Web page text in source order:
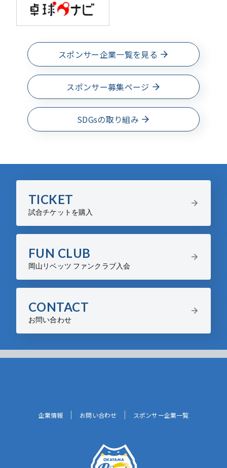
スポンサー企業一覧を見る
スポンサー募集ページ
SDGsの取り組み
TICKET
試合チケットを購入
FUN CLUB
岡山リベッツ ファンクラブ入会
CONTACT
お問い合わせ
企業情報 お問い合わせ スポンサー企業一覧